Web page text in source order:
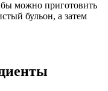
можно приготовить
бульон, а затем